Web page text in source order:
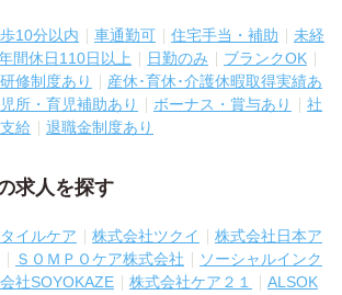
10分以内 車通勤可 住宅手当・補助
未経
間休日110日以上 日勤のみ
ブランクOK
研修制度あり
産休･育休･介護休暇取得実績あ
所・育児補助あり ボーナス・賞与あり
社
給 退職金制度あり
求人を探す
イルケア 株式会社ツクイ
株式会社日本ア
ＳＯＭＰＯケア株式会社
ソーシャルインク
社SOYOKAZE 株式会社ケア２１
ALSOK